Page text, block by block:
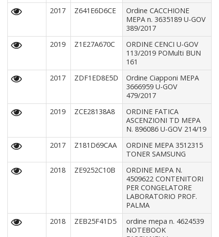
2017
Z641E6D6CE
Ordine CACCHIONE
MEPA n. 3635189 U-GOV
389/2017
2019
Z1E27A670C
ORDINE CENCI U-GOV
113/2019 POMulti BUN
161
2017
ZDF1ED8E5D
Ordine Ciapponi MEPA
3666959 U-GOV
479/2017
2019
ZCE28138A8
ORDINE FATICA
ASCENZIONI TD MEPA
N. 896086 U-GOV 214/19
2017
Z181D69CAA
ORDINE MEPA 3512315
TONER SAMSUNG
2018
ZE9252C10B
ORDINE MEPA N.
4509622 CONTENITORI
PER CONGELATORE
LABORATORIO PROF.
PALMA
2018
ZEB25F41D5
ordine mepa n. 4624539
NOTEBOOK